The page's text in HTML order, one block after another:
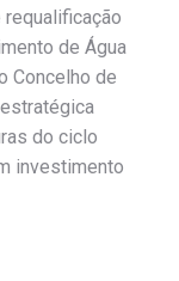
requalificação
de Água
Concelho de
do ciclo
investimento